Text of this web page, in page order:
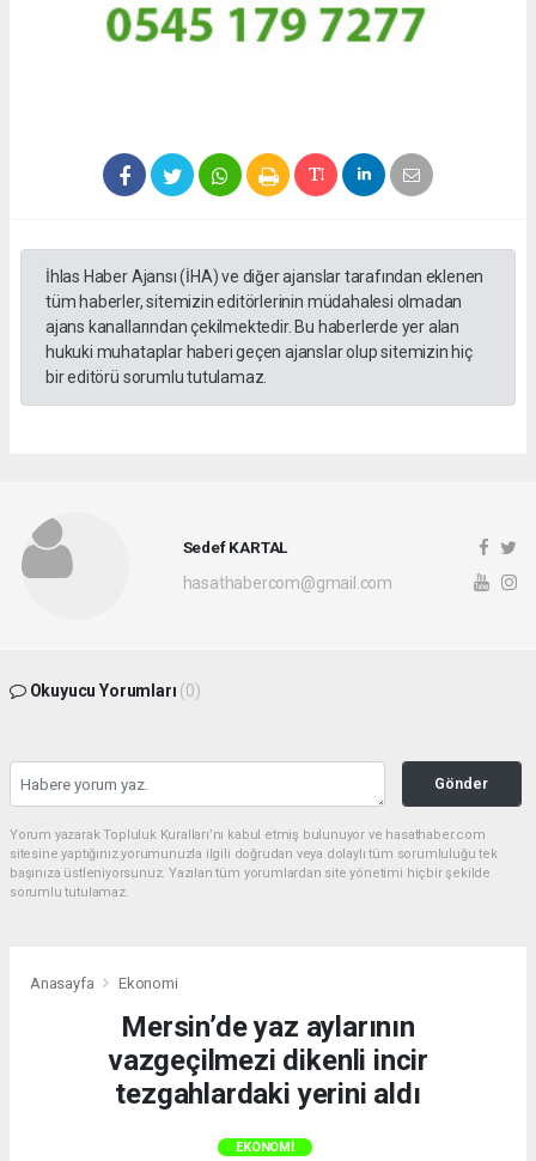
İhlas Haber Ajansı (İHA) ve diğer ajanslar tarafından eklenen
tüm haberler, sitemizin editörlerinin müdahalesi olmadan
ajans kanallarından çekilmektedir. Bu haberlerde yer alan
hukuki muhataplar haberi geçen ajanslar olup sitemizin hiç
bir editörü sorumlu tutulamaz.
Sedef KARTAL
hasathabercom@gmail.com
Okuyucu Yorumları (0)
Gönder
Yorum yazarak Topluluk Kuralları’nı kabul etmiş bulunuyor ve hasathaber.com
sitesine yaptığınız yorumunuzla ilgili doğrudan veya dolaylı tüm sorumluluğu tek
başınıza üstleniyorsunuz. Yazılan tüm yorumlardan site yönetimi hiçbir şekilde
sorumlu tutulamaz.
Anasayfa Ekonomi
Mersin’de yaz aylarının
vazgeçilmezi dikenli incir
tezgahlardaki yerini aldı
EKONOMI